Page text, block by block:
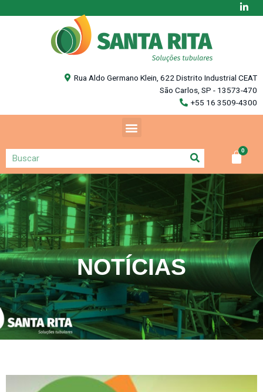
Rua Aldo Germano Klein, 622 Distrito Industrial CEAT
São Carlos, SP - 13573-470
+55 16 3509-4300
NOTÍCIAS